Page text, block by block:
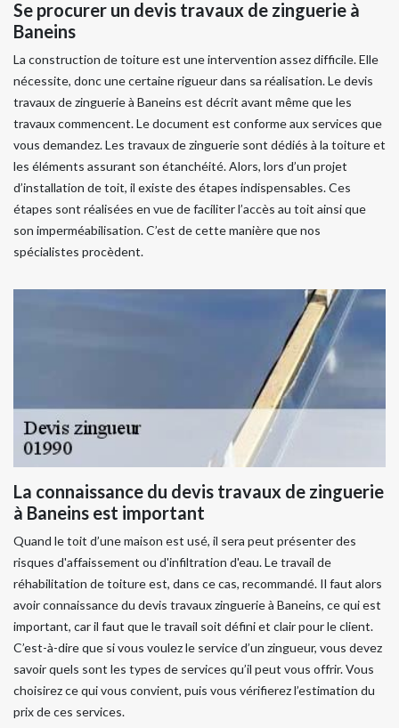
Se procurer un devis travaux de zinguerie à
Baneins
La construction de toiture est une intervention assez difficile. Elle
nécessite, donc une certaine rigueur dans sa réalisation. Le devis
travaux de zinguerie à Baneins est décrit avant même que les
travaux commencent. Le document est conforme aux services que
vous demandez. Les travaux de zinguerie sont dédiés à la toiture et
les éléments assurant son étanchéité. Alors, lors d’un projet
d’installation de toit, il existe des étapes indispensables. Ces
étapes sont réalisées en vue de faciliter l’accès au toit ainsi que
son imperméabilisation. C’est de cette manière que nos
spécialistes procèdent.
La connaissance du devis travaux de zinguerie
à Baneins est important
Quand le toit d’une maison est usé, il sera peut présenter des
risques d'affaissement ou d'infiltration d'eau. Le travail de
réhabilitation de toiture est, dans ce cas, recommandé. Il faut alors
avoir connaissance du devis travaux zinguerie à Baneins, ce qui est
important, car il faut que le travail soit défini et clair pour le client.
C’est-à-dire que si vous voulez le service d’un zingueur, vous devez
savoir quels sont les types de services qu’il peut vous offrir. Vous
choisirez ce qui vous convient, puis vous vérifierez l’estimation du
prix de ces services.